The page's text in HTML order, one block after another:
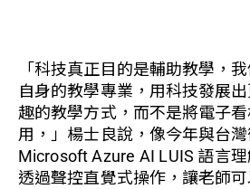
「科技真正目的是輔助教學，
自身的教學專業，用科技發展
趣的教學方式，而不是將電子
用，」楊士良說，像今年與台
Microsoft Azure AI LUIS 語言
透過聲控直覺式操作，讓老師